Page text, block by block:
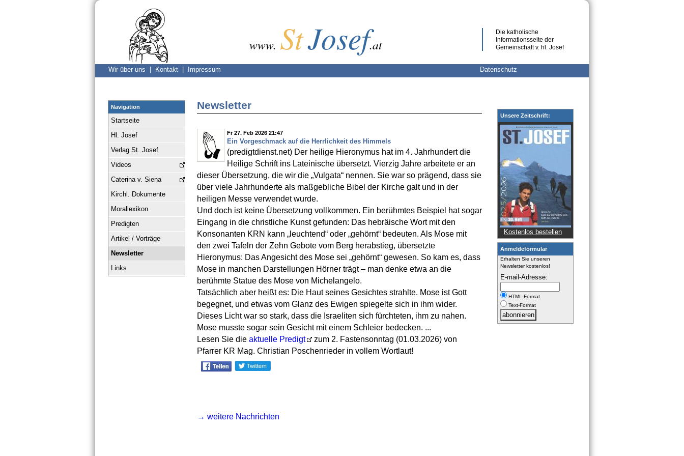
www. StJosef.at
Die katholische
Informationsseite der
Gemeinschaft v. hl. Josef
Wir über uns | Kontakt | Impressum Datenschutz
Navigation
Startseite
Hl. Josef
Verlag St. Josef
Videos
Caterina v. Siena
Kirchl. Dokumente
Morallexikon
Predigten
Artikel / Vorträge
Newsletter
Links
Unsere Zeitschrift:
Kostenlos bestellen
Anmeldeformular
Erhalten Sie unseren
Newsletter kostenlos!
E-mail-Adresse:
HTML-Format
Text-Format
Newsletter
Fr 27. Feb 2026 21:47
Ein Vorgeschmack auf die Herrlichkeit des Himmels
(predigtdienst.net) Der heilige Hieronymus hat im 4. Jahrhundert die
Heilige Schrift ins Lateinische übersetzt. Vierzig Jahre arbeitete er an
dieser Übersetzung, die wir die „Vulgata“ nennen. Sie war so prägend, dass sie
über viele Jahrhunderte als maßgebliche Bibel der Kirche galt und in der
heiligen Messe verwendet wurde.
Und doch ist keine Übersetzung vollkommen. Ein berühmtes Beispiel hat sogar
Eingang in die christliche Kunst gefunden: Das hebräische Wort mit den
Konsonanten KRN kann „leuchtend“ oder „gehörnt“ bedeuten. Als Mose mit
den zwei Tafeln der Zehn Gebote vom Berg herabstieg, übersetzte
Hieronymus: Das Angesicht des Mose sei „gehörnt“ gewesen. So kam es, dass
Mose in manchen Darstellungen Hörner trägt – man denke etwa an die
berühmte Statue des Mose von Michelangelo.
Tatsächlich aber heißt es: Die Haut seines Gesichtes strahlte. Mose ist Gott
begegnet, und etwas vom Glanz des Ewigen spiegelte sich in ihm wider.
Dieses Licht war so stark, dass die Israeliten sich fürchteten, ihm zu nahen.
Mose musste sogar sein Gesicht mit einem Schleier bedecken. ...
Lesen Sie die aktuelle Predigt
zum 2. Fastensonntag (01.03.2026) von
Pfarrer KR Mag. Christian Poschenrieder in vollem Wortlaut!
→ weitere Nachrichten